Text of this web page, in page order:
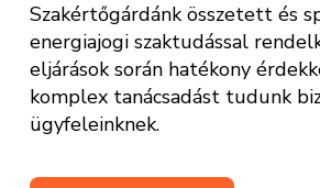
Szakértőgárdánk összetett és
energiajogi szaktudással
eljárások során hatékony
komplex tanácsadást tudunk
ügyfeleinknek.